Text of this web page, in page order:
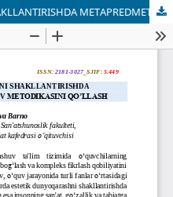
ESTETIK DUNYOQARASHNI SHAKLLANTIRISHDA METAPREDMETLI YONDASHUV METODIKASINI QO’LLASH